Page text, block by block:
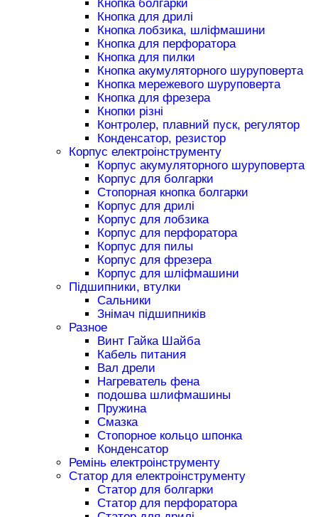
Кнопка болгарки
Кнопка для дрилі
Кнопка лобзика, шліфмашини
Кнопка для перфоратора
Кнопка для пилки
Кнопка акумуляторного шуруповерта
Кнопка мережевого шуруповерта
Кнопка для фрезера
Кнопки різні
Контролер, плавний пуск, регулятор
Конденсатор, резистор
Корпус електроінструменту
Корпус акумуляторного шуруповерта
Корпус для болгарки
Стопорная кнопка болгарки
Корпус для дрилі
Корпус для лобзика
Корпус для перфоратора
Корпус для пилы
Корпус для фрезера
Корпус для шліфмашини
Підшипники, втулки
Сальники
Знімач підшипників
Разное
Винт Гайка Шайба
Кабель питания
Вал дрели
Нагреватель фена
подошва шлифмашины
Пружина
Смазка
Стопорное кольцо шпонка
Конденсатор
Ремінь електроінструменту
Статор для електроінструменту
Статор для болгарки
Статор для перфоратора